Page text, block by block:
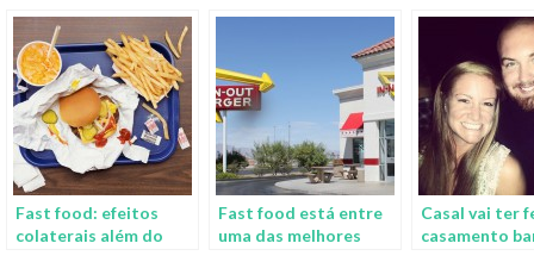
Fast food: efeitos
colaterais além do
Fast food está entre
uma das melhores
Casal vai ter
casamento